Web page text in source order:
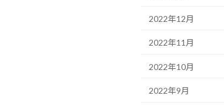
2022年12月
2022年11月
2022年10月
2022年9月